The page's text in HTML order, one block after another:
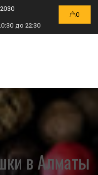
до 22:30
0
в Алматы